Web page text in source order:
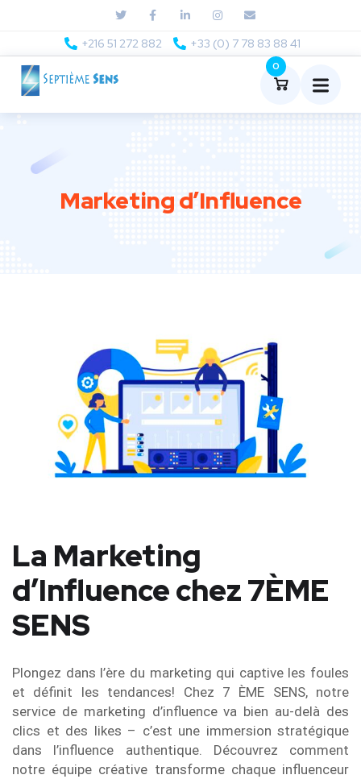
+216 51 272 882 +33 (0) 7 78 83 88 41
0
Marketing d’Influence
La Marketing
d’Influence chez 7ÈME
SENS
Plongez dans l’ère du marketing qui captive les foules
et définit les tendances! Chez 7 ÈME SENS, notre
service de marketing d’influence va bien au-delà des
clics et des likes – c’est une immersion stratégique
dans l’influence authentique. Découvrez comment
notre équipe créative transforme chaque influenceur